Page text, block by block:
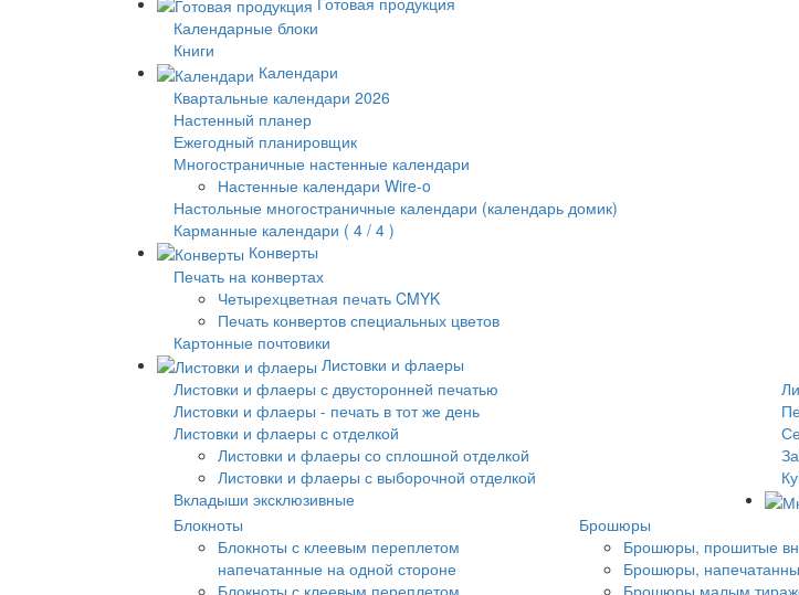
Календарные блоки
Книги
Календари
Квартальные календари 2026
Настенный планер
Ежегодный планировщик
Многостраничные настенные календари
Настенные календари Wire-o
Настольные многостраничные календари (календарь домик)
Карманные календари ( 4 / 4 )
Конверты
Печать на конвертах
Четырехцветная печать CMYK
Печать конвертов специальных цветов
Картонные почтовики
Листовки и флаеры
Листовки и флаеры с двусторонней печатью
Листовки и флаеры - печать в тот же день
Листовки и флаеры с отделкой
Листовки и флаеры со сплошной отделкой
Листовки и флаеры с выборочной отделкой
Вкладыши эксклюзивные
Блокноты
Блокноты с клеевым переплетом
напечатанные на одной стороне
Блокноты с клеевым переплетом
Брошюры
Брошюры, прошитые
Брошюры,
Брошюры малым